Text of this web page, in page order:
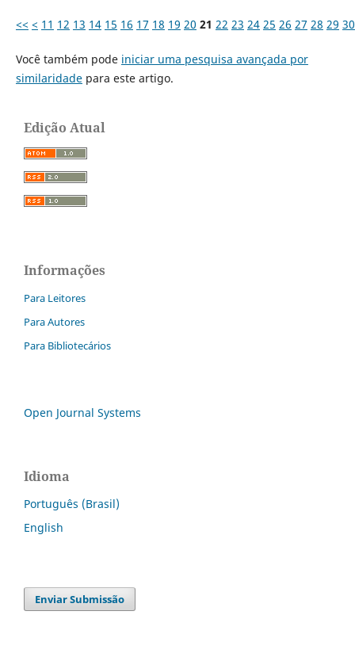
<< < 11 12 13 14 15 16 17 18 19 20 21 22 23 24 25 26 27 28 29 30
Você também pode iniciar uma pesquisa avançada por
similaridadepara este artigo.
Edição Atual
Informações
Para Leitores
Para Autores
Para Bibliotecários
Open Journal Systems
Idioma
Português (Brasil)
English
Enviar Submissão